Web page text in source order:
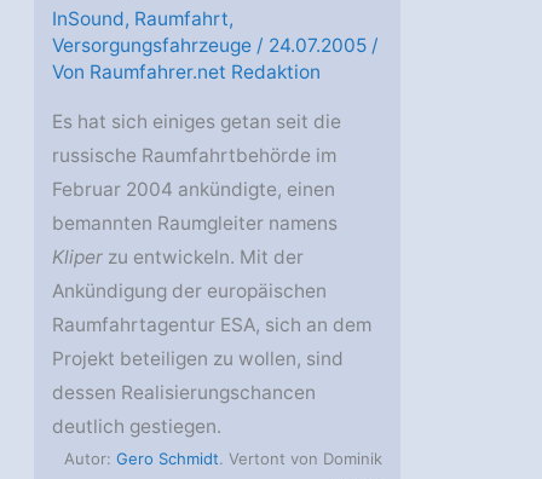
InSound, Raumfahrt,
Versorgungsfahrzeuge / 24.07.2005 /
Von Raumfahrer.net Redaktion
Es hat sich einiges getan seit die
russische Raumfahrtbehörde im
Februar 2004 ankündigte, einen
bemannten Raumgleiter namens
Kliper zu entwickeln. Mit der
Ankündigung der europäischen
Raumfahrtagentur ESA, sich an dem
Projekt beteiligen zu wollen, sind
dessen Realisierungschancen
deutlich gestiegen.
Autor:Gero Schmidt. Vertont von Dominik